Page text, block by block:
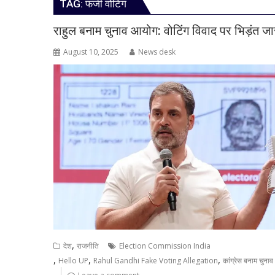
TAG:फर्जी वोटिंग
राहुल बनाम चुनाव आयोग: वोटिंग विवाद पर भिड़ंत
August 10, 2025 News desk
देश, राजनीति Election Commission India
, Hello UP, Rahul Gandhi Fake Voting Allegation, कांग्रेस बनाम